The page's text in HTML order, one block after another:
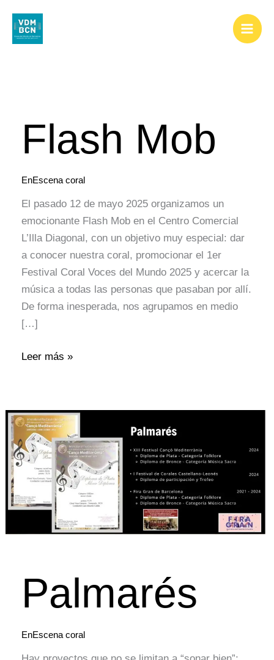
contenido
Flash Mob
EnEscena coral
El pasado 12 de mayo 2025 organizamos un
emocionante Flash Mob en el Centro Comercial
L’Illa Diagonal, con un objetivo muy especial: dar
a conocer nuestra coral, promocionar el 1er
Festival Coral Voces del Mundo 2025 y acercar la
música a todas las personas que pasaban por allí.
De forma inesperada, nos agrupamos en medio
[…]
Leer más »
Palmarés
EnEscena coral
Palmarés